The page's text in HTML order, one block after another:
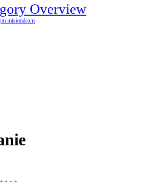
Overview
misionárom
+ + +